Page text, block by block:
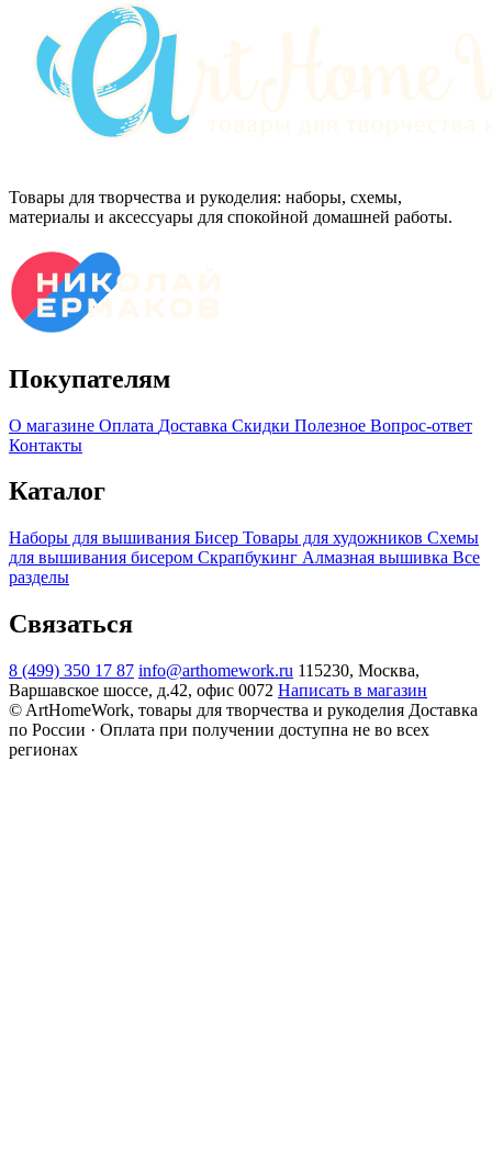
Товары для творчества и рукоделия: наборы, схемы,
материалы и аксессуары для спокойной домашней работы.
Покупателям
О магазине Оплата Доставка Скидки Полезное Вопрос-ответ
Контакты
Каталог
Наборы для вышивания Бисер Товары для художников Схемы
для вышивания бисером Скрапбукинг Алмазная вышивка Все
разделы
Связаться
8 (499) 350 17 87 info@arthomework.ru 115230, Москва,
Варшавское шоссе, д.42, офис 0072 Написать в магазин
© ArtHomeWork, товары для творчества и рукоделия Доставка
по России · Оплата при получении доступна не во всех
регионах